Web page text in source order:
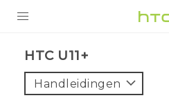
VIVE
HTC U11+‎
Handleidingen